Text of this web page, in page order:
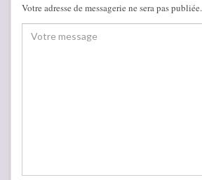
Votre adresse de messagerie ne sera pas publiée.